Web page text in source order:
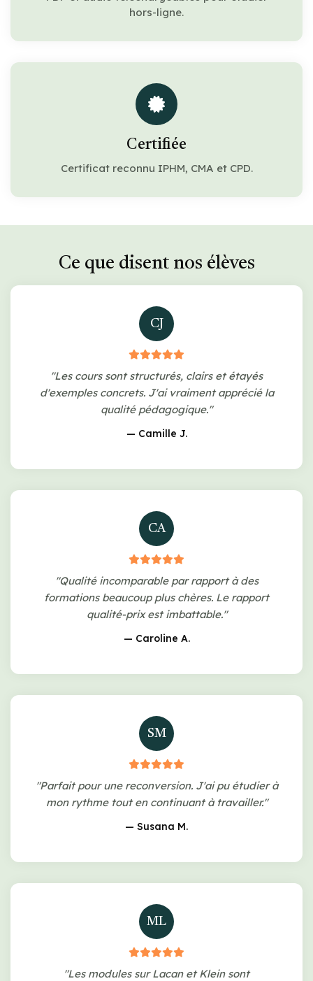
hors-ligne.
Certifiée
Certificat reconnu IPHM, CMA et CPD.
Ce que disent nos élèves
CJ
"Les cours sont structurés, clairs et étayés
d'exemples concrets. J'ai vraiment apprécié la
qualité pédagogique."
— Camille J.
CA
"Qualité incomparable par rapport à des
formations beaucoup plus chères. Le rapport
qualité-prix est imbattable."
— Caroline A.
SM
"Parfait pour une reconversion. J'ai pu étudier à
mon rythme tout en continuant à travailler."
— Susana M.
ML
"Les modules sur Lacan et Klein sont